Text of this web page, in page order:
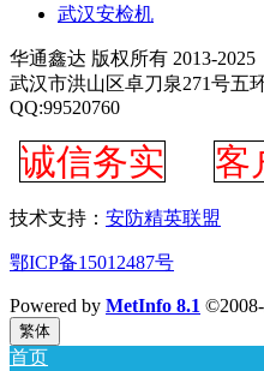
武汉安检机
华通鑫达 版权所有 2013-2025
武汉市洪山区卓刀泉271号五
QQ:99520760
诚信务实 客
技术支持： 安防精英联盟
鄂ICP备15012487号
Powered by MetInfo 8.1
繁体
首页